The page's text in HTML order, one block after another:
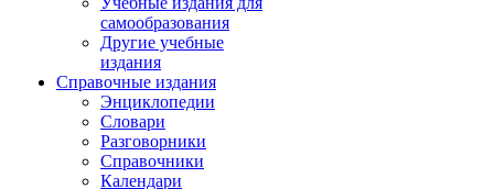
самообразования
Другие учебные
издания
Справочные издания
Энциклопедии
Словари
Разговорники
Справочники
Календари